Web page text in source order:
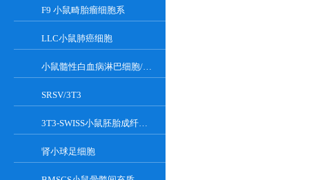
F9 小鼠畸胎瘤细胞系
LLC小鼠肺癌细胞
小鼠髓性白血病淋巴细胞/小鼠白血病G-CSF依赖性细胞
SRSV/3T3
3T3-SWISS小鼠胚胎成纤维细胞
肾小球足细胞